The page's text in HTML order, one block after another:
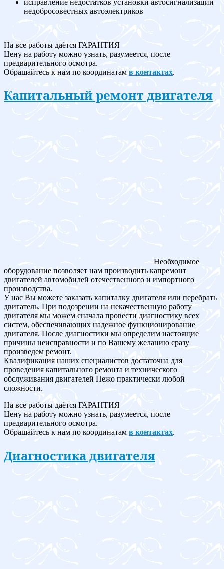
недобросовестных автоэлектриков
На все работы даётся ГАРАНТИЯ
Цену на работу можно узнать, разумеется, после
предварительного осмотра.
Обращайтесь к нам по координатам в контактах.
Капитальный ремонт двигателя
Необходимое
оборудование позволяет нам производить капремонт
двигателей автомобилей отечественного и импортного
производства.
У нас Вы можете заказать капиталку двигателя или перебрать
двигатель. При подозрении на некачественную работу
двигателя мы можем сначала провести диагностику всех
систем, обеспечивающих надежное функционирование
двигателя. После диагностики мы определим настоящие
причины неисправности и по Вашему желанию сразу
произведем ремонт.
Квалификация наших специалистов достаточна для
проведения капитального ремонта и технического
обслуживания двигателей Пежо практически любой
сложности.
На все работы даётся ГАРАНТИЯ
Цену на работу можно узнать, разумеется, после
предварительного осмотра.
Обращайтесь к нам по координатам в контактах.
Диагностика двигателя